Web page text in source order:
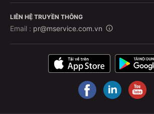
LIÊN HỆ TRUYỀN THÔNG
Email : pr@mservice.com.vn